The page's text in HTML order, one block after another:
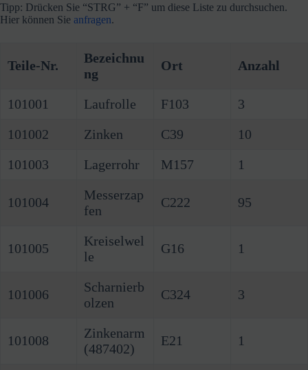
Tipp: Drücken Sie “STRG” + “F” um diese Liste zu durchsuchen.
Hier können Sie anfragen.
Teile-Nr.
Bezeichnu
ng
Ort Anzahl
101001 Laufrolle F103
3
101002
Zinken C39
10
101003
Lagerrohr M157 1
101004
Messerzap
fen
C222 95
101005
Kreiselwel
le
G16 1
101006
Scharnierb
olzen
C324 3
101008
Zinkenarm
(487402)
E21 1